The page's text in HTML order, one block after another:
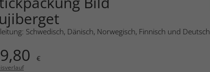
Schwedisch, Dänisch, Norwegisch, Finnisch und Deutsch.
€